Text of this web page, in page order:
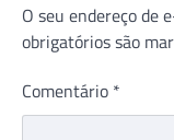
O seu endereço de
obrigatórios são
Comentário *